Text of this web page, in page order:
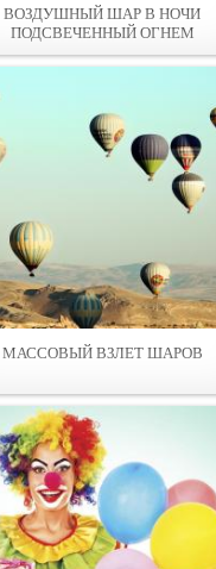
ВОЗДУШНЫЙ ШАР В НОЧИ
ПОДСВЕЧЕННЫЙ ОГНЕМ
МАССОВЫЙ ВЗЛЕТ ШАРОВ